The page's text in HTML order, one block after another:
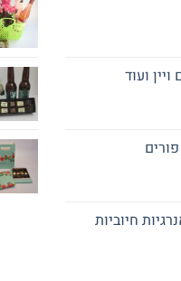
ועוד
חיוביות